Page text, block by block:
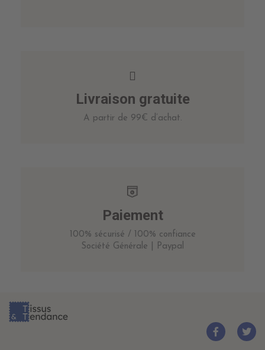
Livraison gratuite
A partir de 99€ d’achat.
Paiement
100% sécurisé / 100% confiance
Société Générale | Paypal